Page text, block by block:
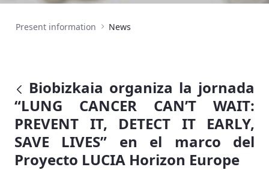
Present information News
Biobizkaia organiza la jornada
“LUNG CANCER CAN’T WAIT:
PREVENT IT, DETECT IT EARLY,
SAVE LIVES” en el marco del
Proyecto LUCIA Horizon Europe